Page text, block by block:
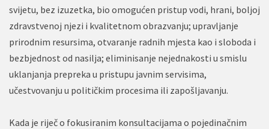
svijetu, bez izuzetka, bio omogućen pristup vodi, hrani, boljoj
zdravstvenoj njezi i kvalitetnom obrazvanju; upravljanje
prirodnim resursima, otvaranje radnih mjesta kao i sloboda i
bezbjednost od nasilja; eliminisanje nejednakosti u smislu
uklanjanja prepreka u pristupu javnim servisima,
učestvovanju u političkim procesima ili zapošljavanju.
Kada je riječ o fokusiranim konsultacijama o pojedinačnim